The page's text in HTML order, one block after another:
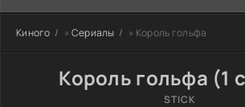
Киного » Сериалы » Король гольфа
Король гольфа (1
STICK